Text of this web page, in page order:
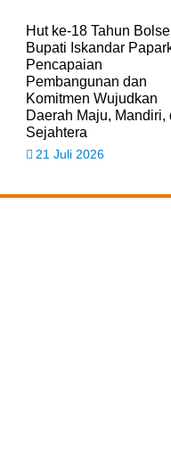
Hut ke-18 Tahun
Bupati Iskandar
Pencapaian
Pembangunan dan
Komitmen Wujudkan
Daerah Maju, Mandiri,
Sejahtera
21 Juli 2026